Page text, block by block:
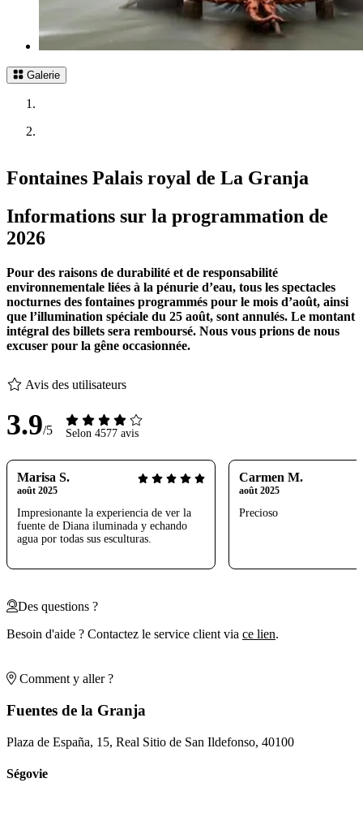
Galerie
Fontaines Palais royal de La Granja
Informations sur la programmation de
2026
Pour des raisons de durabilité et de responsabilité
environnementale liées à la pénurie d’eau, tous les spectacles
nocturnes des fontaines programmés pour le mois d’août, ainsi
que l’illumination spéciale du 25 août, sont annulés. Le montant
intégral des billets sera remboursé. Nous vous prions de nous
excuser pour la gêne occasionnée.
Avis des utilisateurs
3.9/5 Selon 4577 avis
Marisa S.
août 2025
Impresionante la experiencia de ver la
fuente de Diana iluminada y echando
agua por todas sus esculturas.
Carmen M.
août 2025
Precioso
Des questions ?
Besoin d'aide ? Contactez le service client via ce lien.
Comment y aller ?
Fuentes de la Granja
Plaza de España, 15, Real Sitio de San Ildefonso, 40100
Ségovie